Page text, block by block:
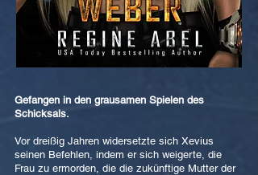
Gefangen in den grausamen Spielen des
Schicksals.
Vor dreißig Jahren widersetzte sich Xevius
seinen Befehlen, indem er sich weigerte, die
Frau zu ermorden, die die zukünftige Mutter der